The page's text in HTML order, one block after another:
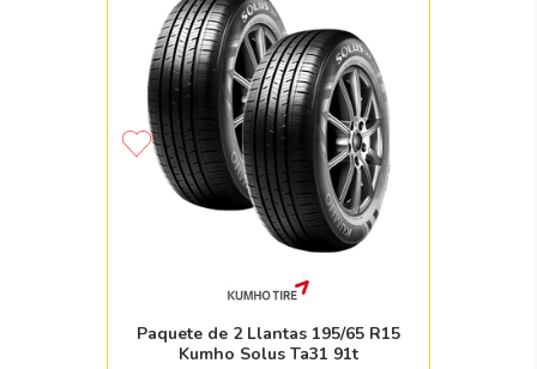
Paquete de 2 Llantas 195/65 R15
Kumho Solus Ta31 91t